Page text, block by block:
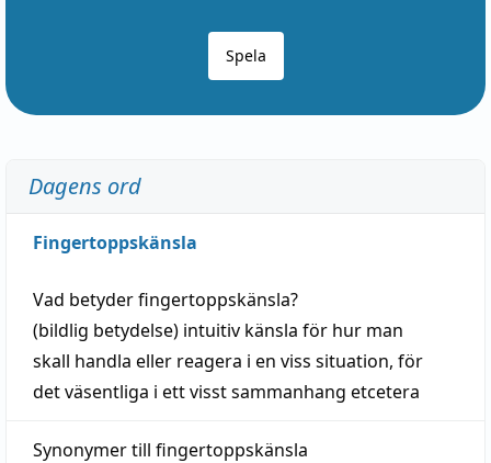
Spela
Dagens ord
Fingertoppskänsla
Vad betyderfingertoppskänsla?
(bildlig betydelse) intuitiv känsla för hur man
skall handla eller reagera i en viss situation, för
det väsentliga i ett visstsammanhang etcetera
Synonymer till fingertoppskänsla